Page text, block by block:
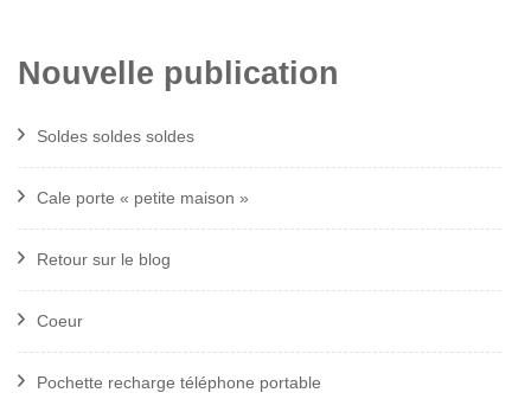
Nouvelle publication
Soldes soldes soldes
Cale porte « petite maison »
Retour sur le blog
Coeur
Pochette recharge téléphone portable